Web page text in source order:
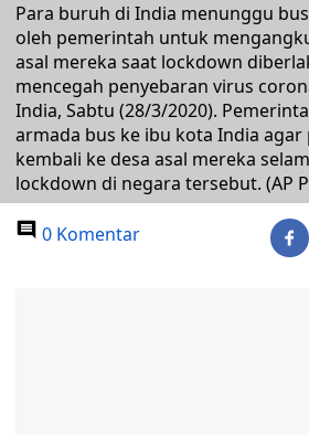
Para buruh di India menunggu
oleh pemerintah untuk
asal mereka saat lockdown
mencegah penyebaran virus
India, Sabtu (28/3/2020).
armada bus ke ibu kota India
kembali ke desa asal mereka
lockdown di negara tersebut. (AP
0 Komentar